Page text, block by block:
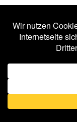
MS
Saltatio
Wacken
Wave